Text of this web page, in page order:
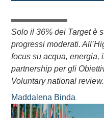
Solo il 36% dei Target è
progressi moderati.
focus su acqua, energia,
partnership per gli
Voluntary national review.
Maddalena Binda